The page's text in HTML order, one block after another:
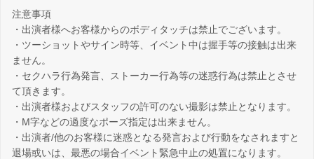
注意事項
・出演者様へお客様からのボディタッチは禁止でございます。
・ツーショットやサイン時等、イベント中は握手等の接触は出来
ません。
・セクハラ行為発言、ストーカー行為等の迷惑行為は禁止とさせ
て頂きます。
・出演者様およびスタッフの許可のない撮影は禁止となります。
・M字などの過度なポーズ指定は出来ません。
・出演者/他のお客様に迷惑となる発言および行動をなされますと
退場或いは、最悪の場合イベント緊急中止の処置になります。